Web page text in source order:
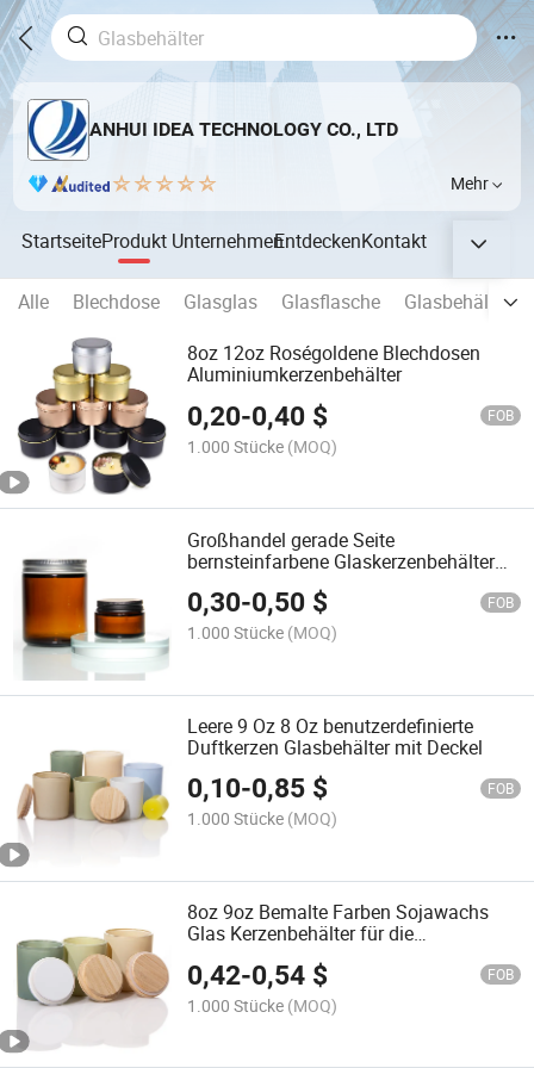
ANHUI IDEA TECHNOLOGY CO., LTD
Mehr
StartseiteProdukt UnternehmenEntdeckenKontakt
Alle Blechdose Glasglas Glasflasche
Glasbehälter
8oz 12oz Roségoldene Blechdosen
Aluminiumkerzenbehälter
0,20-0,40 $ FOB
1.000 Stücke (MOQ)
Großhandel gerade Seite
bernsteinfarbene Glaskerzenbehälter
mit Metalldeckel 250ml
0,30-0,50 $ FOB
1.000 Stücke (MOQ)
Leere 9 Oz 8 Oz benutzerdefinierte
Duftkerzen Glasbehälter mit Deckel
0,10-0,85 $ FOB
1.000 Stücke (MOQ)
8oz 9oz Bemalte Farben Sojawachs
Glas Kerzenbehälter für die
0,42-0,54 $ FOB
1.000 Stücke (MOQ)